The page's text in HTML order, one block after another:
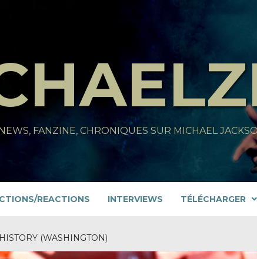
FANZINE, CHRONIQUES SUR MICHAEL
REACTIONS INTERVIEWS TÉLÉCHARGER
(WASHINGTON)